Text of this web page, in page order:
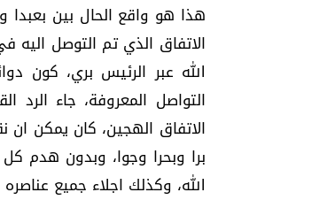
هذا هو واقع الحال بين بعبدا
الاتفاق الذي تم التوصل
الله عبر الرئيس بري، كون
التواصل المعروفة، جاء
الاتفاق الهجين، كان يمكن ان
برا وبحرا وجوا، وبدون هدم
الله، وكذلك اجلاء جميع